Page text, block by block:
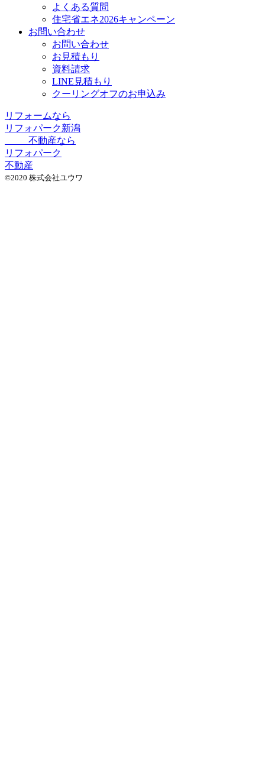
よくある質問
住宅省エネ2026キャンペーン
お問い合わせ
お問い合わせ
お見積もり
資料請求
LINE見積もり
クーリングオフのお申込み
リフォームなら
リフォパーク新潟
不動産なら
リフォパーク
不動産
©2020 株式会社ユウワ